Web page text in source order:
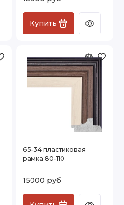
Купить
65-34 пластиковая
рамка 80-110
15000 руб